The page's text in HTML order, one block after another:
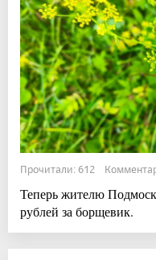
Прочитали: 612
Теперь жителю
рублей за борщевик.